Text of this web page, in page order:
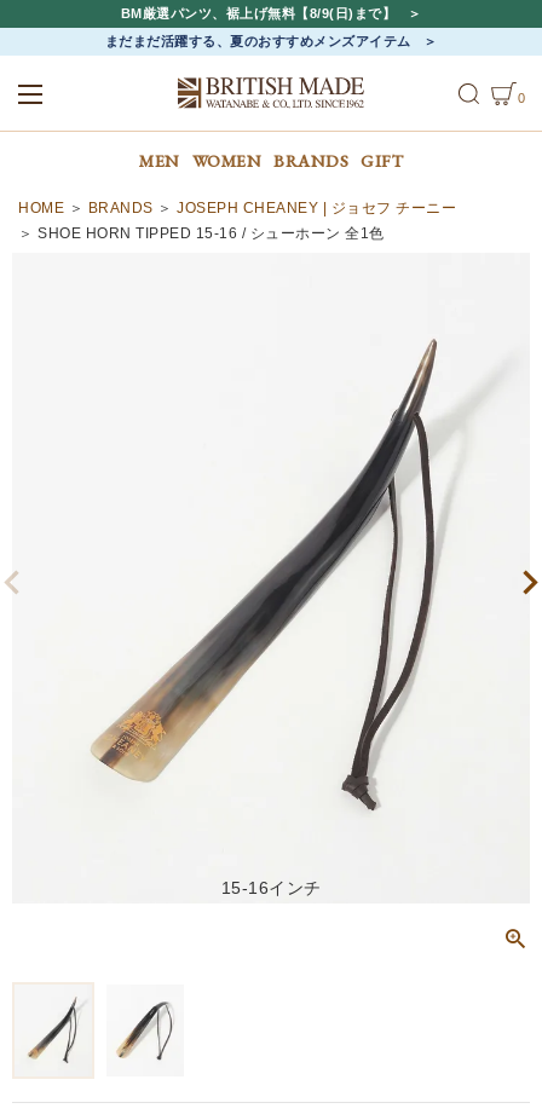
BM厳選パンツ、裾上げ無料【8/9(日)まで】
まだまだ活躍する、夏のおすすめメンズアイテム
0
MEN WOMEN BRANDS GIFT
HOME BRANDS
JOSEPH CHEANEY | ジョセフ チーニー
SHOE HORN TIPPED 15-16 / シューホーン 全1色
15-16インチ